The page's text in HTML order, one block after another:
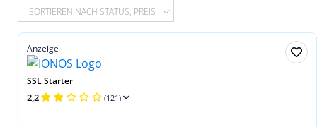
SORTIEREN NACH STATUS, PREIS
Anzeige
SSL Starter
2,2 (121)